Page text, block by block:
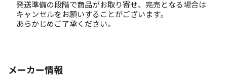
発送準備の段階で商品がお取り寄せ、完売となる場合は
キャンセルをお願いすることがございます。
あらかじめご了承ください。
メーカー情報